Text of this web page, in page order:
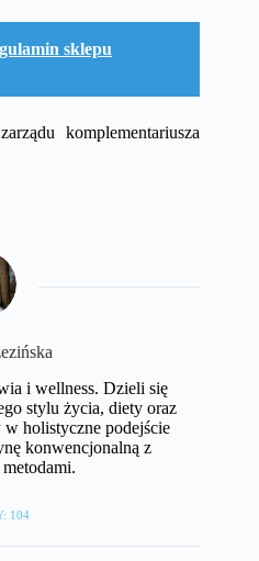
sklepu
komplementariusza
i wellness. Dzieli się
stylu życia, diety oraz
holistyczne podejście
konwencjonalną z
104